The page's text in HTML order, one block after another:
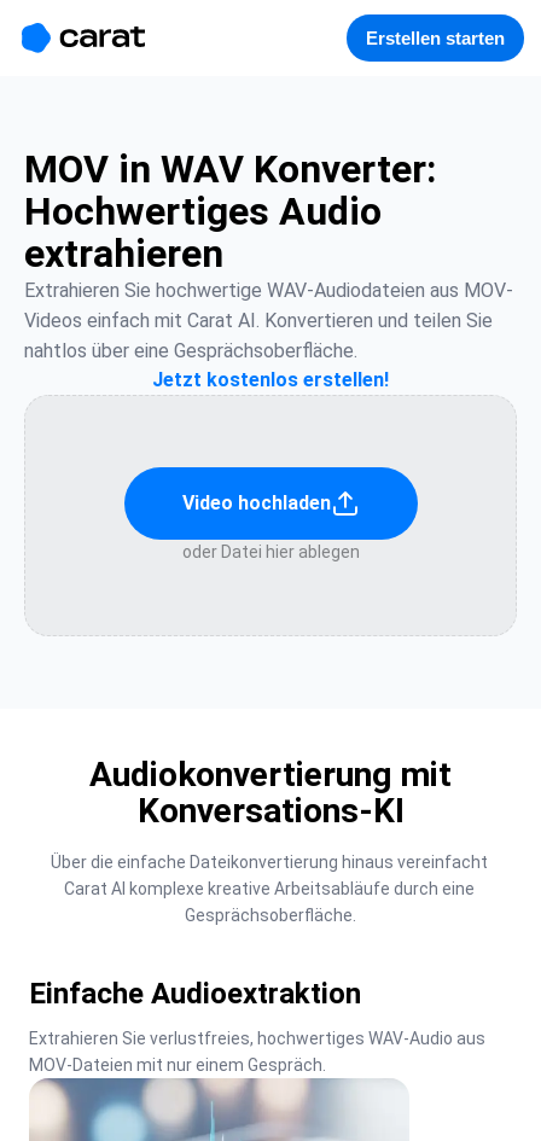
Erstellen starten
MOV in WAV Konverter:
Hochwertiges Audio
extrahieren
Extrahieren Sie hochwertige WAV-Audiodateien aus MOV-
Videos einfach mit Carat AI. Konvertieren und teilen Sie
nahtlos über eine Gesprächsoberfläche.
Jetzt kostenlos erstellen!
Video hochladen
oder Datei hier ablegen
Audiokonvertierung mit
Konversations-KI
Über die einfache Dateikonvertierung hinaus vereinfacht
Carat AI komplexe kreative Arbeitsabläufe durch eine
Gesprächsoberfläche.
Einfache Audioextraktion
Extrahieren Sie verlustfreies, hochwertiges WAV-Audio aus
MOV-Dateien mit nur einem Gespräch.